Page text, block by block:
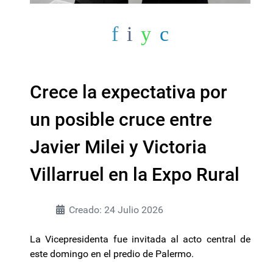
Crece la expectativa por
un posible cruce entre
Javier Milei y Victoria
Villarruel en la Expo Rural
Creado: 24 Julio 2026
La Vicepresidenta fue invitada al acto central de
este domingo en el predio de Palermo.